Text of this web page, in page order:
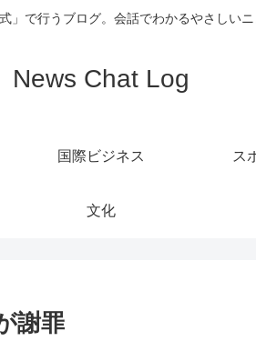
」で行うブログ。会話でわかるやさしいニ
News Chat Log
国際ビジネス ス
文化
謝罪